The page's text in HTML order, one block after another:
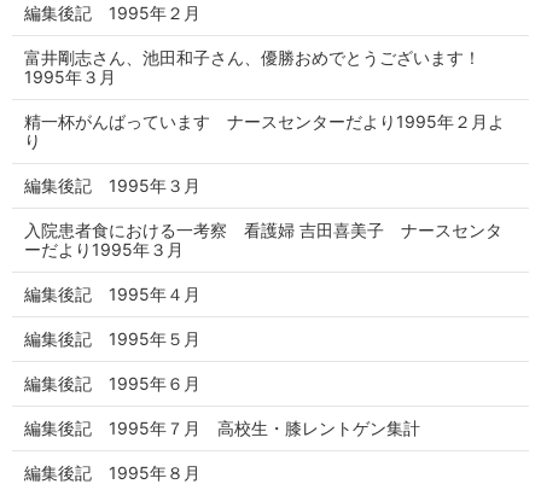
編集後記 1995年２月
富井剛志さん、池田和子さん、優勝おめでとうございます！
1995年３月
精一杯がんばっています ナースセンターだより1995年２月よ
り
編集後記 1995年３月
入院患者食における一考察 看護婦 吉田喜美子 ナースセンタ
ーだより1995年３月
編集後記 1995年４月
編集後記 1995年５月
編集後記 1995年６月
編集後記 1995年７月 高校生・膝レントゲン集計
編集後記 1995年８月